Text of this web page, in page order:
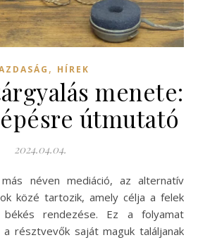
, HÍREK
menete:
útmutató
2024.04.04.
közé tartozik, amely célja a felek
békés rendezése. Ez a folyamat
résztvevők saját maguk találjanak